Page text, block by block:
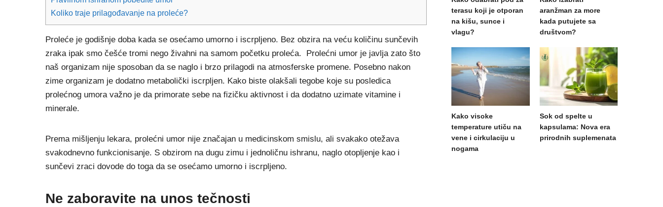
Koliko traje prilagođavanje na proleće?
Proleće je godišnje doba kada se osećamo umorno i iscrpljeno. Bez obzira na veću količinu sunčevih
zraka ipak smo češće tromi nego živahni na samom početku proleća. Prolećni umor je javlja zato što
naš organizam nije sposoban da se naglo i brzo prilagodi na atmosferske promene. Posebno nakon
zime organizam je dodatno metabolički iscrpljen. Kako biste olakšali tegobe koje su posledica
prolećnog umora važno je da primorate sebe na fizičku aktivnost i da dodatno uzimate vitamine i
minerale.
Prema mišljenju lekara, prolećni umor nije značajan u medicinskom smislu, ali svakako otežava
svakodnevno funkcionisanje. S obzirom na dugu zimu i jednoličnu ishranu, naglo otopljenje kao i
sunčevi zraci dovode do toga da se osećamo umorno i iscrpljeno.
Ne zaboravite na unos tečnosti
terasu koji je otporan
na kišu, sunce i
vlagu?
aranžman za more
kada putujete sa
društvom?
Kako visoke
temperature utiču na
vene i cirkulaciju u
nogama
Sok od spelte u
kapsulama: Nova era
prirodnih suplemenata